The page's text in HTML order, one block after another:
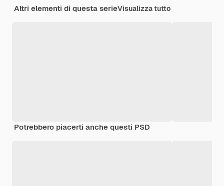
Altri elementi di questa serieVisualizza tutto
Potrebbero piacerti anche questi PSD